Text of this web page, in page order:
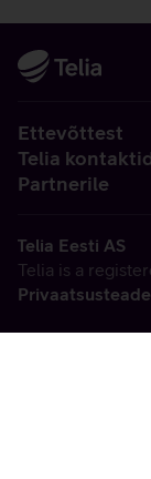
Ettevõttest
Telia
Partnerile
Telia Eesti AS
Telia is a
Privaatsusteade